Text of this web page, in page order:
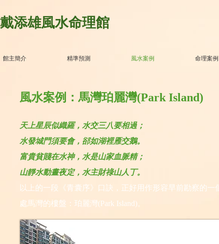
戴添雄風水命理館
館主簡介 精準預測 風水案例 命理案例
天上星辰似織羅，水交三八要相過；
水發城門須要會，郤如湖裡雁交鵝。
富貴貧賤在水神，水是山家血脈精；
山靜水動晝夜定，水主財祿山人丁。
以上的一段《青囊序》口訣，正好用作形容早前勘察的一
處馬灣的樓盤：珀麗灣(Park Island)。
風水案例：馬灣珀麗灣(Park Island)